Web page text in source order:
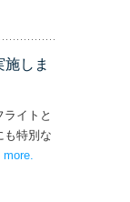
施しました！’
しま
ライトと
も特別な
more